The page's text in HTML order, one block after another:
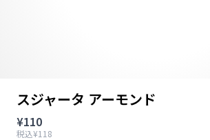
スジャータ アーモンド
¥110
税込¥118